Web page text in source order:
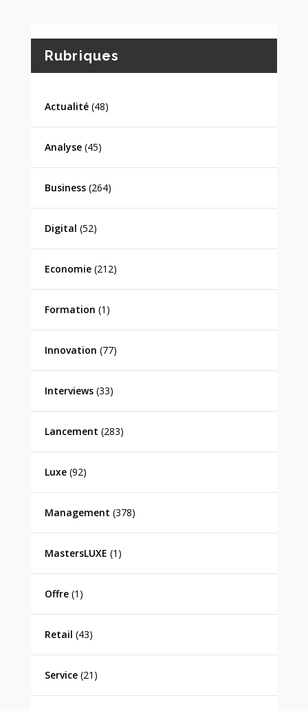
Rubriques
Actualité(48)
Analyse(45)
Business(264)
Digital (52)
Economie(212)
Formation (1)
Innovation (77)
Interviews(33)
Lancement (283)
Luxe(92)
Management (378)
MastersLUXE (1)
Offre(1)
Retail (43)
Service(21)